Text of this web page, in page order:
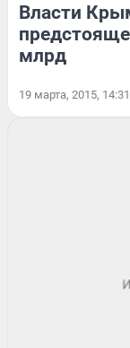
Власти
млрд
19 марта, 2015, 14:31